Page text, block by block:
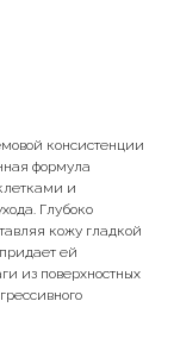
консистенции
формула
и
Глубоко
кожу гладкой
ей
из поверхностных